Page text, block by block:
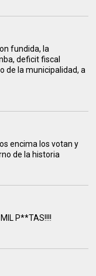
fundida, la
deficit fiscal
de la municipalidad, a
encima los votan y
de la historia
P**TAS!!!!